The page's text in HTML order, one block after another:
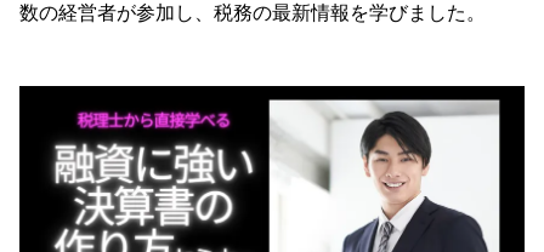
数の経営者が参加し、税務の最新情報を学びました。